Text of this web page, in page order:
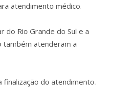
atendimento médico.
do Rio Grande do Sul e a
também atenderam a
do atendimento.